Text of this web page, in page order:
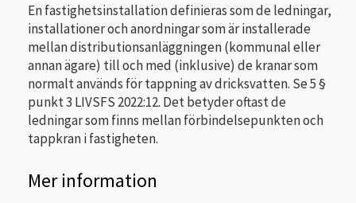
En fastighetsinstallation definieras som de ledningar,
installationer och anordningar som är installerade
mellan distributionsanläggningen (kommunal eller
annan ägare) till och med (inklusive) de kranar som
normalt används för tappning av dricksvatten. Se 5 §
punkt 3 LIVSFS 2022:12. Det betyder oftast de
ledningar som finns mellan förbindelsepunkten och
tappkran i fastigheten.
Mer information